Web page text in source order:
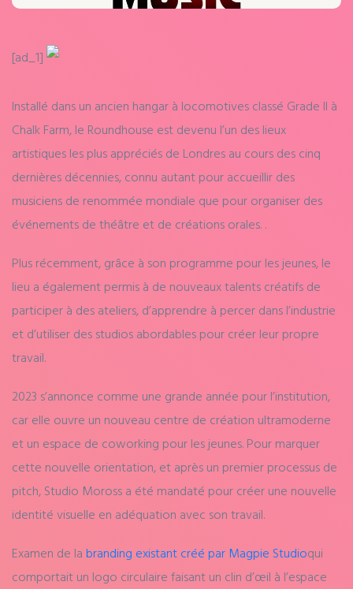
[ad_1]
Installé dans un ancien hangar à locomotives classé Grade II à
Chalk Farm, le Roundhouse est devenu l’un des lieux
artistiques les plus appréciés de Londres au cours des cinq
dernières décennies, connu autant pour accueillir des
musiciens de renommée mondiale que pour organiser des
événements de théâtre et de créations orales. .
Plus récemment, grâce à son programme pour les jeunes, le
lieu a également permis à de nouveaux talents créatifs de
participer à des ateliers, d’apprendre à percer dans l’industrie
et d’utiliser des studios abordables pour créer leur propre
travail.
2023 s’annonce comme une grande année pour l’institution,
car elle ouvre un nouveau centre de création ultramoderne
et un espace de coworking pour les jeunes. Pour marquer
cette nouvelle orientation, et après un premier processus de
pitch, Studio Moross a été mandaté pour créer une nouvelle
identité visuelle en adéquation avec son travail.
Examen de la branding existant créé par Magpie Studioqui
comportait un logo circulaire faisant un clin d’œil à l’espace